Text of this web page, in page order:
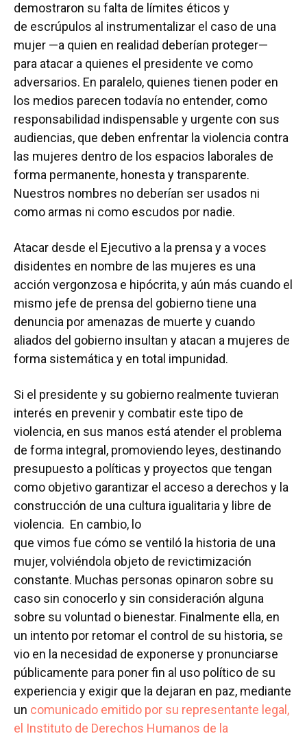
demostraron su falta de límites éticos y
de escrúpulos al instrumentalizar el caso de una
mujer —a quien en realidad deberían proteger—
para atacar a quienes el presidente ve como
adversarios. En paralelo, quienes tienen poder en
los medios parecen todavía no entender, como
responsabilidad indispensable y urgente con sus
audiencias, que deben enfrentar la violencia contra
las mujeres dentro de los espacios laborales de
forma permanente, honesta y transparente.
Nuestros nombres no deberían ser usados ni
como armas ni como escudos por nadie.
Atacar desde el Ejecutivo a la prensa y a voces
disidentes en nombre de las mujeres es una
acción vergonzosa e hipócrita, y aún más cuando el
mismo jefe de prensa del gobierno tiene una
denuncia por amenazas de muerte y cuando
aliados del gobierno insultan y atacan a mujeres de
forma sistemática y en total impunidad.
Si el presidente y su gobierno realmente tuvieran
interés en prevenir y combatir este tipo de
violencia, en sus manos está atender el problema
de forma integral, promoviendo leyes, destinando
presupuesto a políticas y proyectos que tengan
como objetivo garantizar el acceso a derechos y la
construcción de una cultura igualitaria y libre de
violencia. En cambio, lo
que vimos fue cómo se ventiló la historia de una
mujer, volviéndola objeto de revictimización
constante. Muchas personas opinaron sobre su
caso sin conocerlo y sin consideración alguna
sobre su voluntad o bienestar. Finalmente ella, en
un intento por retomar el control de su historia, se
vio en la necesidad de exponerse y pronunciarse
públicamente para poner fin al uso político de su
experiencia y exigir que la dejaran en paz, mediante
un comunicado emitido por su representante legal,
el Instituto de Derechos Humanos de la